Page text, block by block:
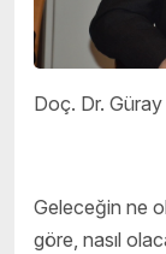
Doç. Dr.
Geleceğin ne
göre, nasıl